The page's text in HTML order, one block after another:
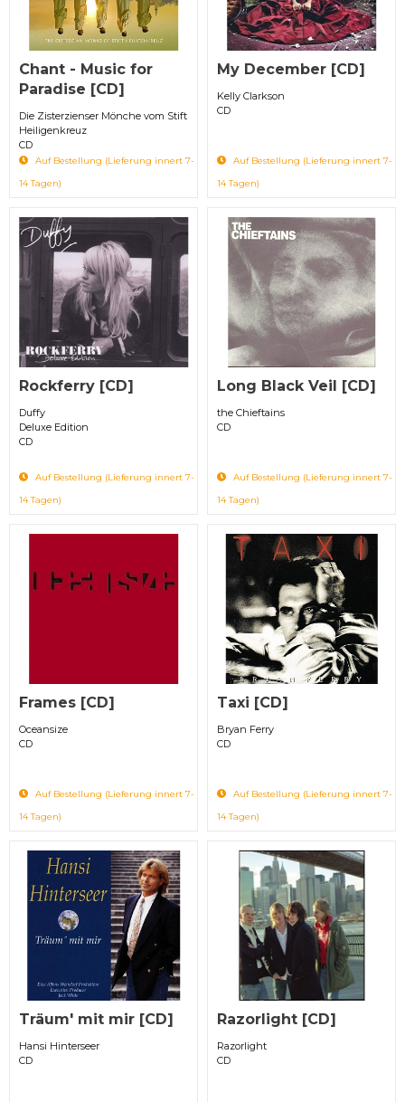
Chant - Music for
Paradise [CD]
Die Zisterzienser Mönche vom Stift
Heiligenkreuz
CD
Auf Bestellung (Lieferung innert 7-
14 Tagen)
My December [CD]
Kelly Clarkson
CD
Auf Bestellung (Lieferung innert 7-
14 Tagen)
Rockferry [CD]
Duffy
Deluxe Edition
CD
Auf Bestellung (Lieferung innert 7-
14 Tagen)
Long Black Veil [CD]
the Chieftains
CD
Auf Bestellung (Lieferung innert 7-
14 Tagen)
Frames [CD]
Oceansize
CD
Auf Bestellung (Lieferung innert 7-
14 Tagen)
Taxi [CD]
Bryan Ferry
CD
Auf Bestellung (Lieferung innert 7-
14 Tagen)
Träum' mit mir [CD]
Hansi Hinterseer
CD
Razorlight [CD]
Razorlight
CD